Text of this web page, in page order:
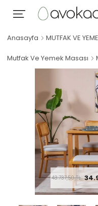
Anasayfa MUTFAK VE
Mutfak Ve Yemek Masası
43.737,50TL